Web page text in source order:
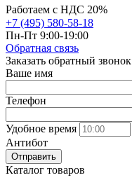
Работаем с НДС 20%
+7 (495) 580-58-18
Пн-Пт 9:00-19:00
Обратная связь
Заказать обратный звонок
Ваше имя
Телефон
Удобное время
Антибот
Отправить
Каталог товаров